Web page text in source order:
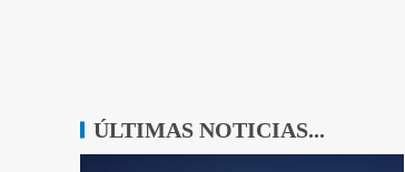
ÚLTIMAS NOTICIAS...